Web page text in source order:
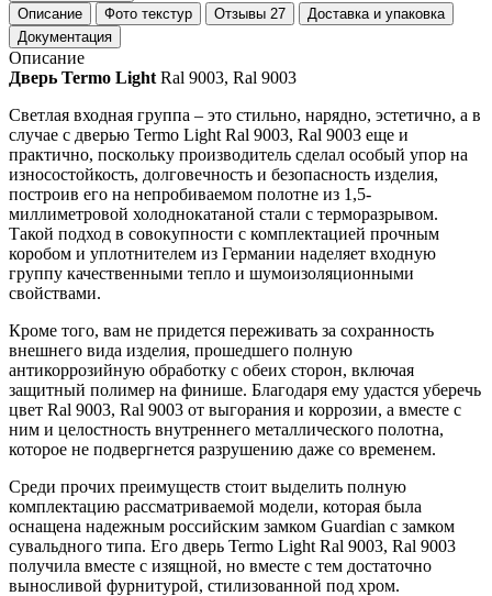
Описание
Фото текстур Отзывы 27
Доставка и упаковка
Документация
Описание
Дверь Termo Light Ral 9003, Ral 9003
Светлая входная группа – это стильно, нарядно, эстетично, а в
случае с дверью Termo Light Ral 9003, Ral 9003 еще и
практично, поскольку производитель сделал особый упор на
износостойкость, долговечность и безопасность изделия,
построив его на непробиваемом полотне из 1,5-
миллиметровой холоднокатаной стали с терморазрывом.
Такой подход в совокупности с комплектацией прочным
коробом и уплотнителем из Германии наделяет входную
группу качественными тепло и шумоизоляционными
свойствами.
Кроме того, вам не придется переживать за сохранность
внешнего вида изделия, прошедшего полную
антикоррозийную обработку с обеих сторон, включая
защитный полимер на финише. Благодаря ему удастся уберечь
цвет Ral 9003, Ral 9003 от выгорания и коррозии, а вместе с
ним и целостность внутреннего металлического полотна,
которое не подвергнется разрушению даже со временем.
Среди прочих преимуществ стоит выделить полную
комплектацию рассматриваемой модели, которая была
оснащена надежным российским замком Guardian с замком
сувальдного типа. Его дверь Termo Light Ral 9003, Ral 9003
получила вместе с изящной, но вместе с тем достаточно
выносливой фурнитурой, стилизованной под хром.